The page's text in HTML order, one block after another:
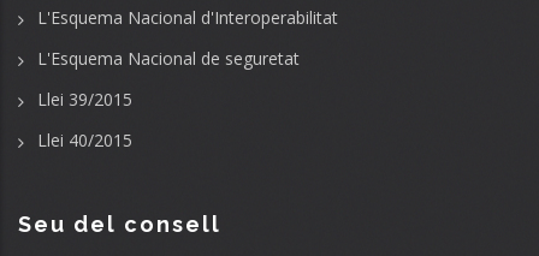
L'Esquema Nacional d'Interoperabilitat
L'Esquema Nacional de seguretat
Llei 39/2015
Llei 40/2015
Seu del consell